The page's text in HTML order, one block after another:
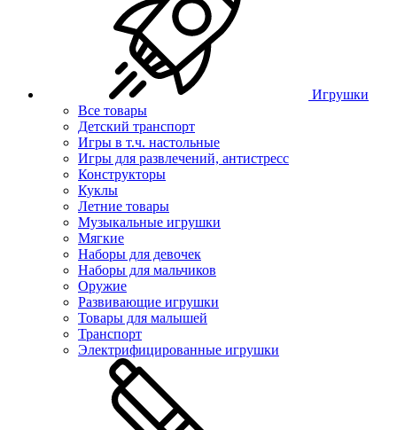
Игрушки
Все товары
Детский транспорт
Игры в т.ч. настольные
Игры для развлечений, антистресс
Конструкторы
Куклы
Летние товары
Музыкальные игрушки
Мягкие
Наборы для девочек
Наборы для мальчиков
Оружие
Развивающие игрушки
Товары для малышей
Транспорт
Электрифицированные игрушки